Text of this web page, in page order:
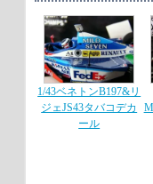
1/43ベネトンB197&リ
ジェJS43タバコデカ
ール